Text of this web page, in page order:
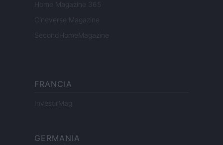
Home Magazine 365
Cineverse Magazine
SecondHomeMagazine
FRANCIA
InvestirMag
GERMANIA